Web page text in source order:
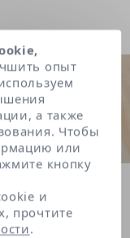
опыт
а также
Чтобы
или
кнопку
и
прочтите
.